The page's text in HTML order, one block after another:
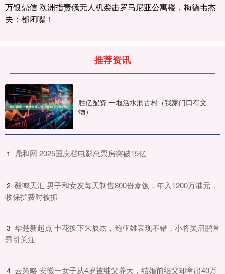
万银鼎信 欧洲指责俄无人机袭击罗马尼亚公寓楼，梅德韦杰
夫：都闭嘴！
推荐资讯
胜亿配资 一堰活水润古村（我家门口有文
物）
1 ​鼎和网 2025国庆档电影总票房突破15亿
2 ​毅鸣天汇 男子和女友每天制售800份盒饭，年入1200万港元，
收保护费时被抓
3 ​华楚新起点 申花换下朱辰杰，鲍亚雄表现不错，小将吴启鹏首
秀引关注
4 ​云策略 安徽一女子从4岁被继父养大，结婚前继父却拿出40万